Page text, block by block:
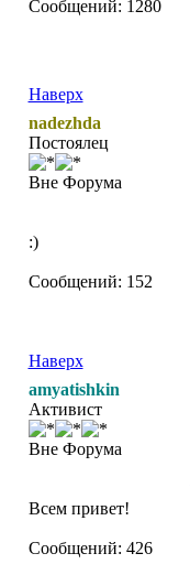
Сообщений: 1280
Наверх
nadezhda
Постоялец
Вне Форума
:)
Сообщений: 152
Наверх
amyatishkin
Активист
Вне Форума
Всем привет!
Сообщений: 426